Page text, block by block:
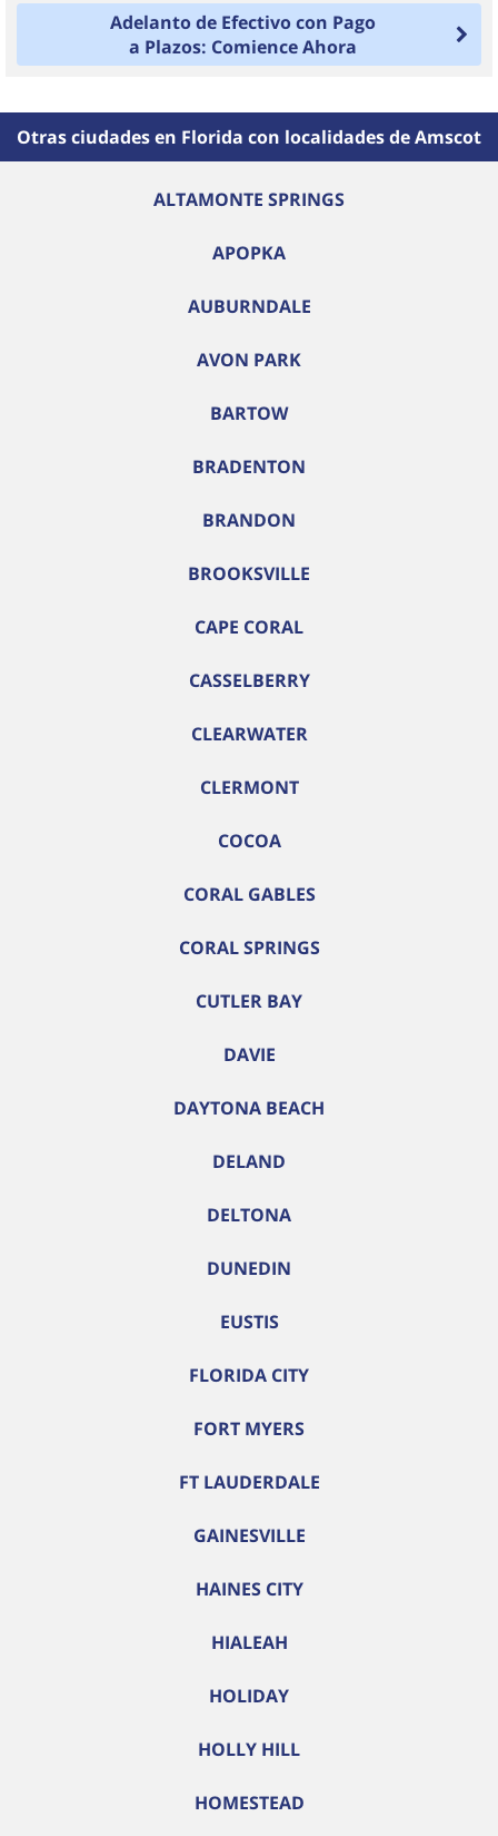
Adelanto de Efectivo con Pago
a Plazos: Comience Ahora
Otras ciudades en Florida con localidades de Amscot
ALTAMONTE SPRINGS
APOPKA
AUBURNDALE
AVON PARK
BARTOW
BRADENTON
BRANDON
BROOKSVILLE
CAPE CORAL
CASSELBERRY
CLEARWATER
CLERMONT
COCOA
CORAL GABLES
CORAL SPRINGS
CUTLER BAY
DAVIE
DAYTONA BEACH
DELAND
DELTONA
DUNEDIN
EUSTIS
FLORIDA CITY
FORT MYERS
FT LAUDERDALE
GAINESVILLE
HAINES CITY
HIALEAH
HOLIDAY
HOLLY HILL
HOMESTEAD